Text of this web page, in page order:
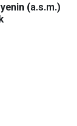
(a.s.m.)